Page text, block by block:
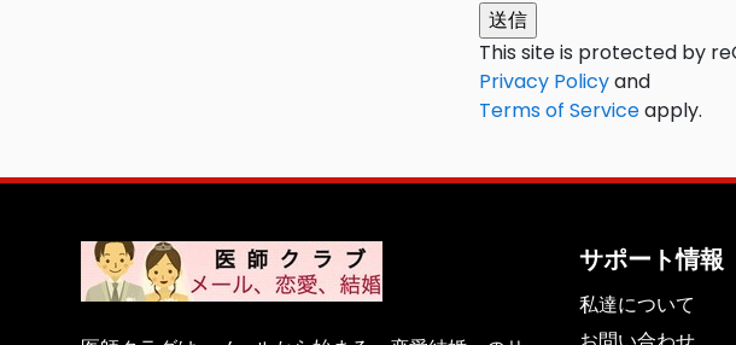
This site is protected by
Privacy Policyand
Terms of Serviceapply.
サポート情報
私達について